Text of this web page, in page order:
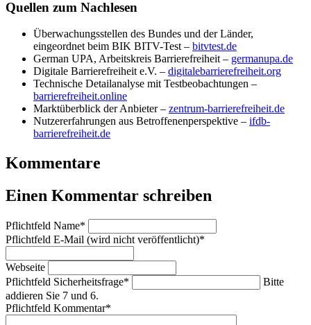
Quellen zum Nachlesen
Überwachungsstellen des Bundes und der Länder,
eingeordnet beim BIK BITV-Test – bitvtest.de
German UPA, Arbeitskreis Barrierefreiheit – germanupa.de
Digitale Barrierefreiheit e.V. – digitalebarrierefreiheit.org
Technische Detailanalyse mit Testbeobachtungen –
barrierefreiheit.online
Marktüberblick der Anbieter – zentrum-barrierefreiheit.de
Nutzererfahrungen aus Betroffenenperspektive – ifdb-
barrierefreiheit.de
Kommentare
Einen Kommentar schreiben
Pflichtfeld Name*
Pflichtfeld E-Mail (wird nicht veröffentlicht)*
Webseite
Pflichtfeld Sicherheitsfrage*
Bitte
addieren Sie 7 und 6.
Pflichtfeld Kommentar*